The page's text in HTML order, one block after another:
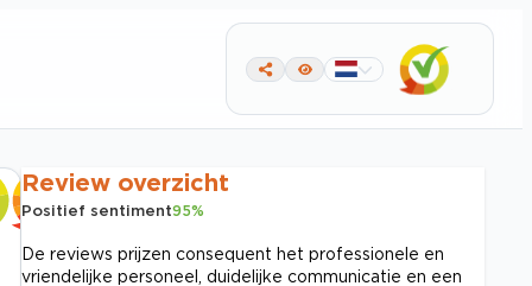
Review overzicht
Positief sentiment95%
De reviews prijzen consequent het professionele en
vriendelijke personeel, duidelijke communicatie en een